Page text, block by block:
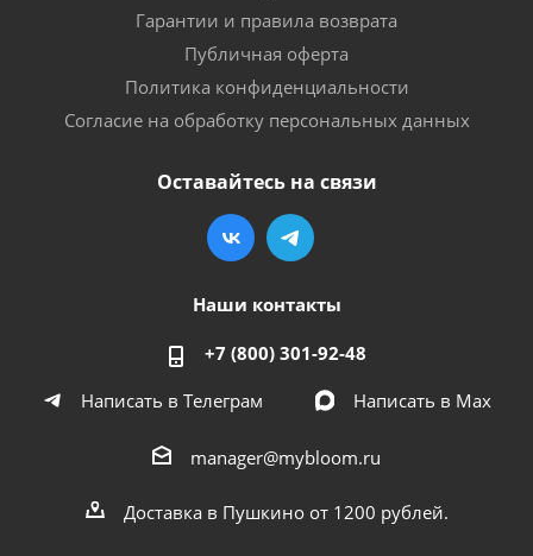
Гарантии и правила возврата
Публичная оферта
Политика конфиденциальности
Согласие на обработку персональных данных
Оставайтесь на связи
Наши контакты
+7 (800) 301-92-48
Написать в Телеграм
Написать в Мах
manager@mybloom.ru
Доставка в Пушкино от 1200 рублей.